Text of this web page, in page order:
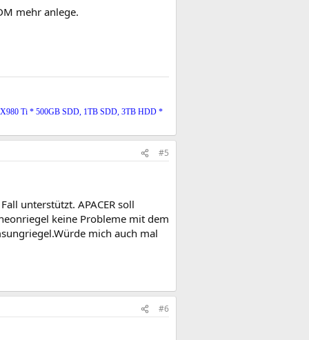
mehr anlege.
Ti * 500GB SDD, 1TB SDD, 3TB HDD *
#5
unterstützt. APACER soll
keine Probleme mit dem
mich auch mal
#6